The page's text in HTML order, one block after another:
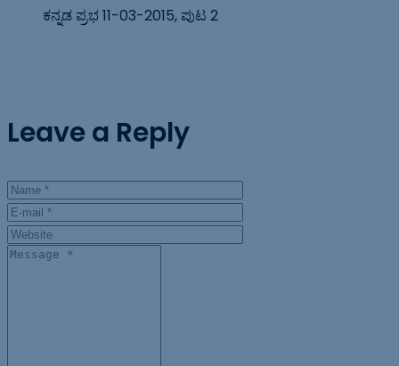
ಕನ್ನಡ ಪ್ರಭ 11-03-2015, ಪುಟ 2
Leave a Reply